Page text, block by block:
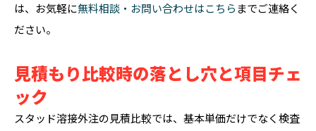
は、お気軽に無料相談・お問い合わせはこちら までご連絡く
ださい。
見積もり比較時の落とし穴と項目チェ
ック
スタッド溶接外注の見積比較では、基本単価だけでなく検査